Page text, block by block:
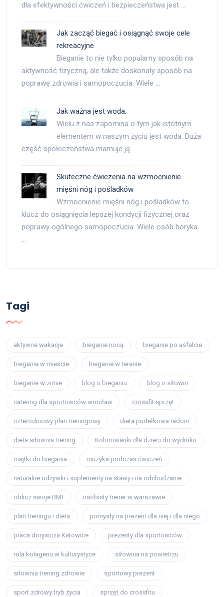
dla efektywności ćwiczeń i bezpieczeństwa jest …
Jak zacząć biegać i osiągnąć swoje cele
rekreacyjne
Bieganie to nie tylko popularny sposób na
aktywność fizyczną, ale także doskonały sposób na
poprawę zdrowia i samopoczucia. Wiele …
Jak ważna jest woda.
Wielu z nas zapomina o tym jak istotnym
elementem w naszym życiu jest woda. Duża
część społeczeństwa marnuje ją …
Skuteczne ćwiczenia na wzmocnienie
mięśni nóg i pośladków
Wzmocnienie mięśni nóg i pośladków to
klucz do osiągnięcia lepszej kondycji fizycznej oraz
poprawy ogólnego samopoczucia. Wiele osób boryka
…
Tagi
aktywne wakacje bieganie nocą bieganie po asfalcie
bieganie w mieście bieganie w terenie
bieganie w zimie blog o bieganiu blog o siłowni
catering dla sportowców wrocław crossfit sprzęt
czterodniowy plan treningowy dieta pudełkowa radom
dieta siłownia trening Kolorowanki dla dzieci do wydruku
majtki do biegania muzyka podczas ćwiczeń
naturalne odżywki i suplementy na stawy i na odchudzanie
oblicz swoje BMI osobisty trener w warszawie
plan treningu i dieta pomysły na prezent dla niej i dla niego
praca dorywcza Katowice prezenty dla sportowców
rola kolagenu w kulturystyce siłownia na powietrzu
siłownia trening zdrowie sportowy prezent
sport zdrowy tryb życia sprzęt do crossfitu